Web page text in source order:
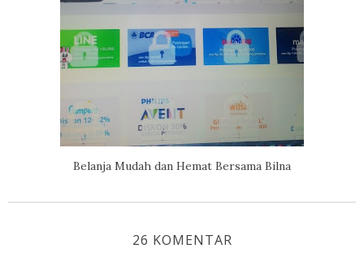
Belanja Mudah dan Hemat Bersama Bilna
26 KOMENTAR